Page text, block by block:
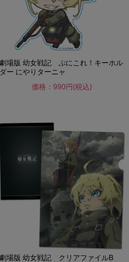
劇場版 幼女戦記 ぷにこれ！キーホル
ダー にやりターニャ
価格：990円(税込)
劇場版 幼女戦記 クリアファイルB